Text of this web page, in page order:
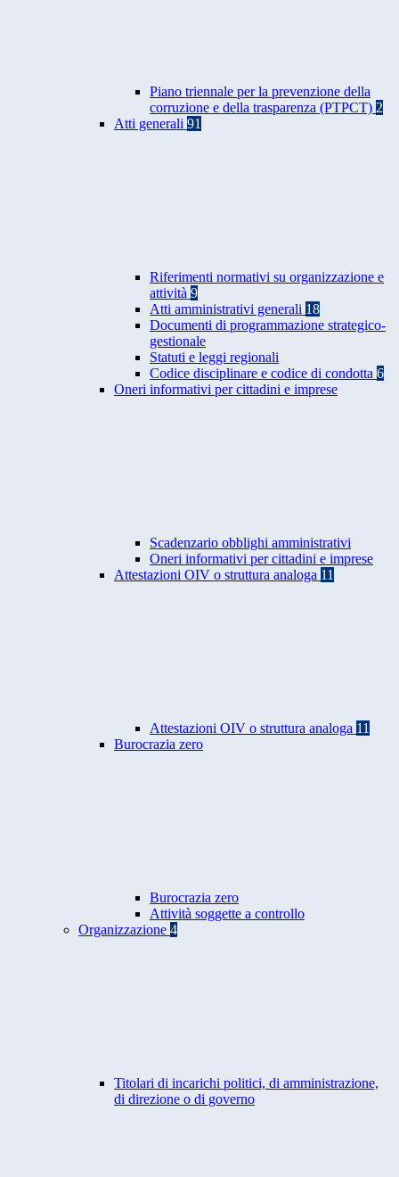
Piano triennale per la prevenzione della
corruzione e della trasparenza (PTPCT) 2
Atti generali 91
Riferimenti normativi su organizzazione e
attività 9
Atti amministrativi generali 18
Documenti di programmazione strategico-
gestionale
Statuti e leggi regionali
Codice disciplinare e codice di condotta 6
Oneri informativi per cittadini e imprese
Scadenzario obblighi amministrativi
Oneri informativi per cittadini e imprese
Attestazioni OIV o struttura analoga 11
Attestazioni OIV o struttura analoga 11
Burocrazia zero
Burocrazia zero
Attività soggette a controllo
Organizzazione 4
Titolari di incarichi politici, di amministrazione,
di direzione o di governo